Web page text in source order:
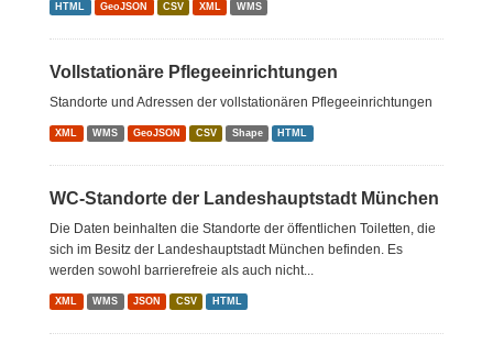
HTML GeoJSON CSV XML WMS
Vollstationäre Pflegeeinrichtungen
Standorte und Adressen der vollstationären Pflegeeinrichtungen
XML WMS GeoJSON CSV Shape HTML
WC-Standorte der Landeshauptstadt München
Die Daten beinhalten die Standorte der öffentlichen Toiletten, die
sich im Besitz der Landeshauptstadt München befinden. Es
werden sowohl barrierefreie als auch nicht...
XML WMS JSON CSV HTML